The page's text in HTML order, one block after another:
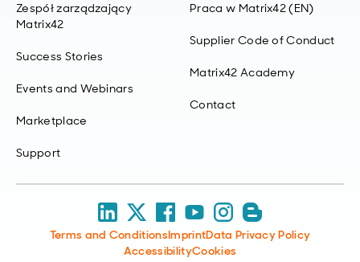
Zespół zarządzający
Matrix42
Success Stories
Events and Webinars
Marketplace
Support
Praca w Matrix42 (EN)
Supplier Code of Conduct
Matrix42 Academy
Contact
Terms and ConditionsImprintData Privacy Policy
AccessibilityCookies